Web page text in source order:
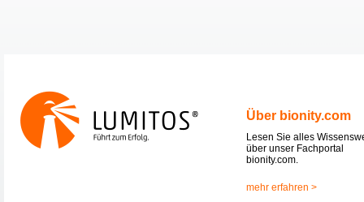
Über bionity.com
Lesen Sie alles
über unser Fachportal
bionity.com.
mehr erfahren >